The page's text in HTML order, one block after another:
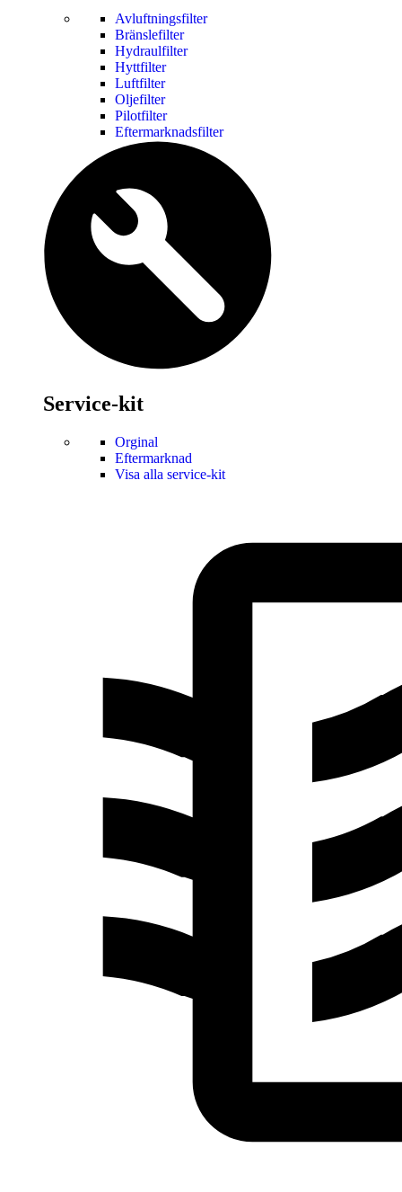
Avluftningsfilter
Bränslefilter
Hydraulfilter
Hyttfilter
Luftfilter
Oljefilter
Pilotfilter
Eftermarknadsfilter
Service-kit
Orginal
Eftermarknad
Visa alla service-kit